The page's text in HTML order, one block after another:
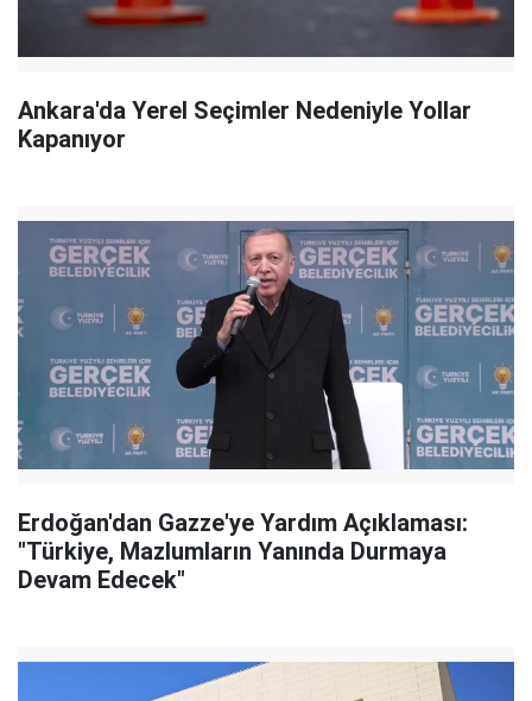
Ankara'da Yerel Seçimler Nedeniyle Yollar
Kapanıyor
Erdoğan'dan Gazze'ye Yardım Açıklaması:
"Türkiye, Mazlumların Yanında Durmaya
Devam Edecek"